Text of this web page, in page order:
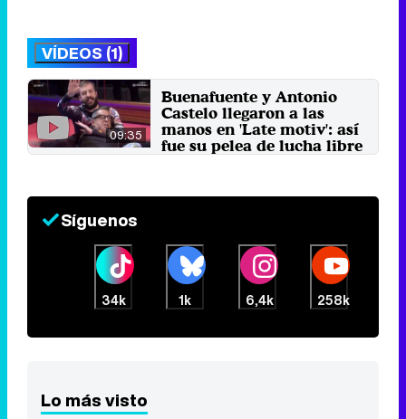
VÍDEOS (1)
09:35
Buenafuente y Antonio
Castelo llegaron a las
manos en 'Late motiv': así
fue su pelea de lucha libre
Síguenos
34k 1k 6,4k 258k
Lo más visto